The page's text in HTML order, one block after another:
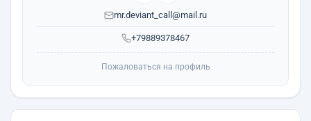
+79889378467
mr.deviant_call@mail.ru
Пожаловаться на профиль